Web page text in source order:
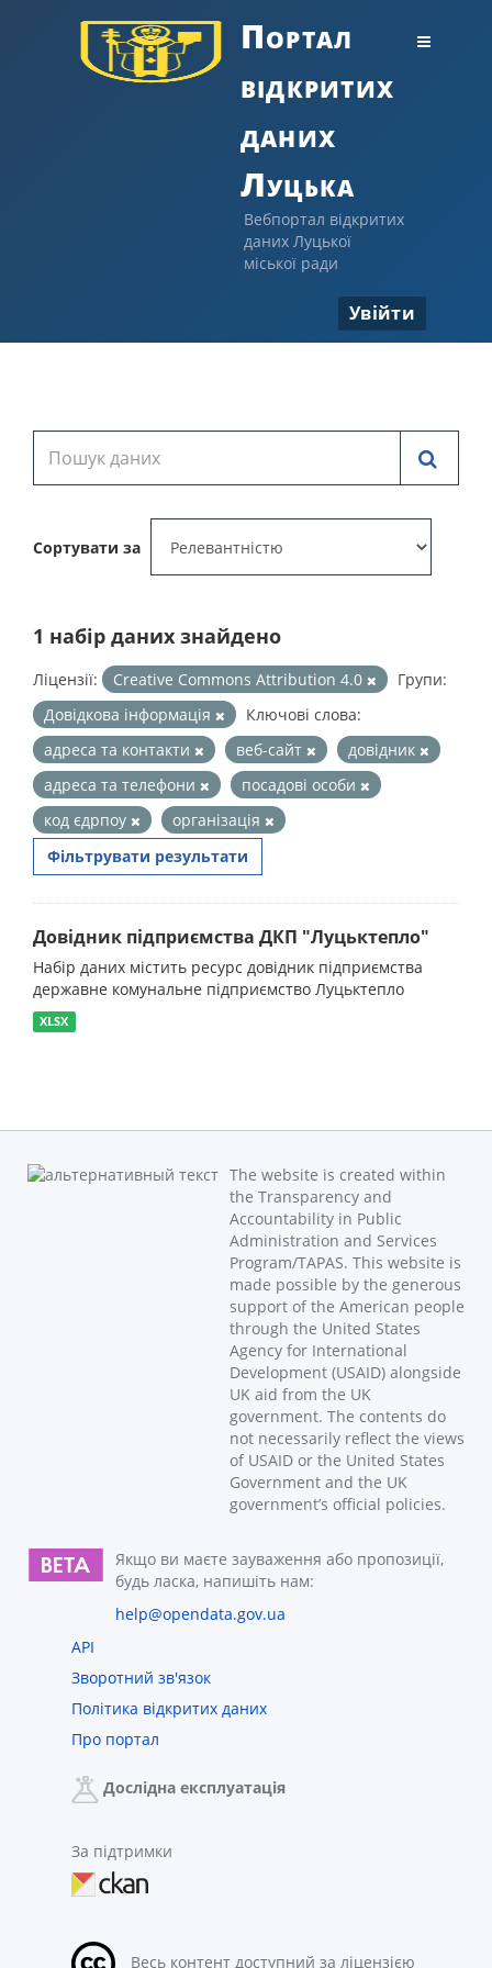
Портал
відкритих
даних
Луцька
Вебпортал відкритих
даних Луцької
міської ради
Увійти
Сортувати за
1 набір даних знайдено
Ліцензії: Creative Commons Attribution 4.0
Групи:
Довідкова інформація
Ключові слова:
адреса та контакти
веб-сайт
довідник
адреса та телефони
посадові особи
код єдрпоу
організація
Фільтрувати результати
Довідник підприємства ДКП "Луцьктепло"
Набір даних містить ресурс довідник підприємства
державне комунальне підприємство Луцьктепло
XLSX
The website is created within
the Transparency and
Accountability in Public
Administration and Services
Program/TAPAS. This website is
made possible by the generous
support of the American people
through the United States
Agency for International
Development (USAID) alongside
UK aid from the UK
government. The contents do
not necessarily reflect the views
of USAID or the United States
Government and the UK
government’s official policies.
Якщо ви маєте зауваження або пропозиції,
будь ласка, напишіть нам:
help@opendata.gov.ua
API
Зворотний зв'язок
Політика відкритих даних
Про портал
Дослідна експлуатація
За підтримки
Весь контент доступний за ліцензією